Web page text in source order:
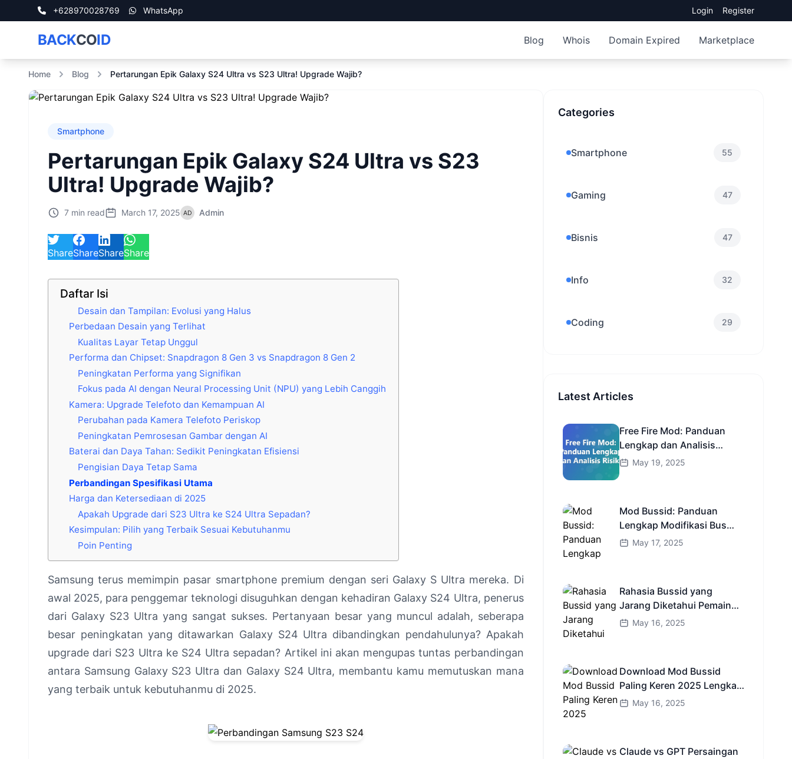
+628970028769 WhatsApp Login Register
BACKCOID Blog Whois Domain Expired Marketplace
Home Blog Pertarungan Epik Galaxy S24 Ultra vs S23 Ultra! Upgrade Wajib?
Smartphone
Pertarungan Epik Galaxy S24 Ultra vs S23
Ultra! Upgrade Wajib?
7 min read March 17, 2025 Admin
ShareShareShareShare
Daftar Isi
Desain dan Tampilan: Evolusi yang Halus
Perbedaan Desain yang Terlihat
Kualitas Layar Tetap Unggul
Performa dan Chipset: Snapdragon 8 Gen 3 vs Snapdragon 8 Gen 2
Peningkatan Performa yang Signifikan
Fokus pada AI dengan Neural Processing Unit (NPU) yang Lebih Canggih
Kamera: Upgrade Telefoto dan Kemampuan AI
Perubahan pada Kamera Telefoto Periskop
Peningkatan Pemrosesan Gambar dengan AI
Baterai dan Daya Tahan: Sedikit Peningkatan Efisiensi
Pengisian Daya Tetap Sama
Perbandingan Spesifikasi Utama
Harga dan Ketersediaan di 2025
Apakah Upgrade dari S23 Ultra ke S24 Ultra Sepadan?
Kesimpulan: Pilih yang Terbaik Sesuai Kebutuhanmu
Poin Penting
Samsung terus memimpin pasar smartphone premium dengan seri Galaxy S Ultra mereka. Di
awal 2025, para penggemar teknologi disuguhkan dengan kehadiran Galaxy S24 Ultra, penerus
dari Galaxy S23 Ultra yang sangat sukses. Pertanyaan besar yang muncul adalah, seberapa
besar peningkatan yang ditawarkan Galaxy S24 Ultra dibandingkan pendahulunya? Apakah
upgrade dari S23 Ultra ke S24 Ultra sepadan? Artikel ini akan mengupas tuntas perbandingan
antara Samsung Galaxy S23 Ultra dan Galaxy S24 Ultra, membantu kamu memutuskan mana
yang terbaik untuk kebutuhanmu di 2025.
Categories
Smartphone 55
Gaming 47
Bisnis 47
Info 32
Coding 29
Latest Articles
Free Fire Mod: Panduan
Lengkap dan Analisis
RisikoMay 19, 2025
Mod Bussid: Panduan
Lengkap Modifikasi Bus
Simulator Indonesia
May 17, 2025
Rahasia Bussid yang
Jarang Diketahui Pemain
Baru Kamu Wajib Coba!
May 16, 2025
Download Mod Bussid
Paling Keren 2025 Lengkap
Mobil Bus dan Truk HD
May 16, 2025
Claude vs GPT Persaingan